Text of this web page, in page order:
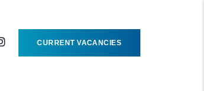
CURRENT VACANCIES